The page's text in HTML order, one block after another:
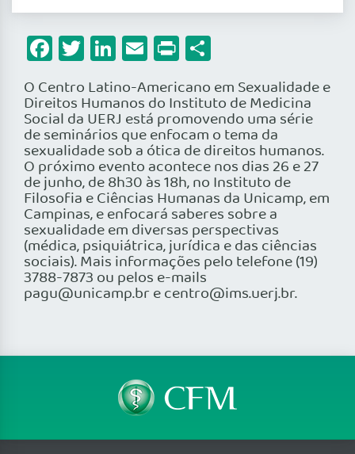
Facebook
Twitter
LinkedIn
Email
Print
O Centro Latino-Americano em Sexualidade e
Direitos Humanos do Instituto de Medicina
Social da UERJ está promovendo uma série
de seminários que enfocam o tema da
sexualidade sob a ótica de direitos humanos.
O próximo evento acontece nos dias 26 e 27
de junho, de 8h30 às 18h, no Instituto de
Filosofia e Ciências Humanas da Unicamp, em
Campinas, e enfocará saberes sobre a
sexualidade em diversas perspectivas
(médica, psiquiátrica, jurídica e das ciências
sociais). Mais informações pelo telefone (19)
3788-7873 ou pelos e-mails
pagu@unicamp.br e centro@ims.uerj.br.